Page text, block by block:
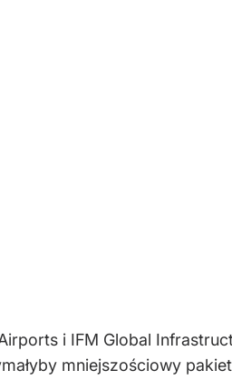
i IFM Global
mniejszościowy pakiet